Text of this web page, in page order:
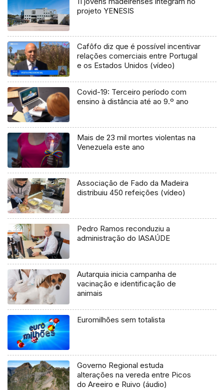
projeto YENESIS
Cafôfo diz que é possível incentivar
relações comerciais entre Portugal
e os Estados Unidos (vídeo)
Covid-19: Terceiro período com
ensino à distância até ao 9.º ano
Mais de 23 mil mortes violentas na
Venezuela este ano
Associação de Fado da Madeira
distribuiu 450 refeições (vídeo)
Pedro Ramos reconduziu a
administração do IASAÚDE
Autarquia inicia campanha de
vacinação e identificação de
animais
Euromilhões sem totalista
Governo Regional estuda
alterações na vereda entre Picos
do Areeiro e Ruivo (áudio)